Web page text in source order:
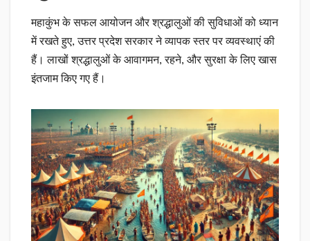
महाकुंभ के सफल आयोजन और श्रद्धालुओं की सुविधाओं को ध्यान
में रखते हुए, उत्तर प्रदेश सरकार ने व्यापक स्तर पर व्यवस्थाएं की
हैं। लाखों श्रद्धालुओं के आवागमन, रहने, और सुरक्षा के लिए खास
इंतजाम किए गए हैं।